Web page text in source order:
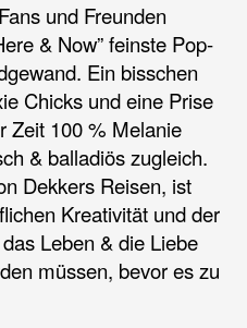
und Freunden
& Now” feinste Pop-
Ein bisschen
Chicks und eine Prise
Zeit 100 % Melanie
& balladiös zugleich.
Dekkers Reisen, ist
Kreativität und der
Leben & die Liebe
müssen, bevor es zu